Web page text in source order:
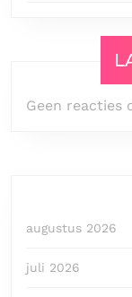
Geen reacties
augustus 2026
juli 2026